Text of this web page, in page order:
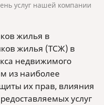
услуг нашей компании
жилья в
жилья (ТСЖ) в
недвижимого
из наиболее
их прав, влияния
услуг